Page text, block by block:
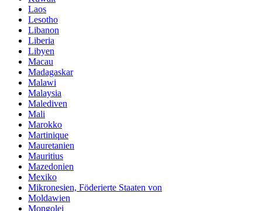
Laos
Lesotho
Libanon
Liberia
Libyen
Macau
Madagaskar
Malawi
Malaysia
Malediven
Mali
Marokko
Martinique
Mauretanien
Mauritius
Mazedonien
Mexiko
Mikronesien, Föderierte Staaten von
Moldawien
Mongolei